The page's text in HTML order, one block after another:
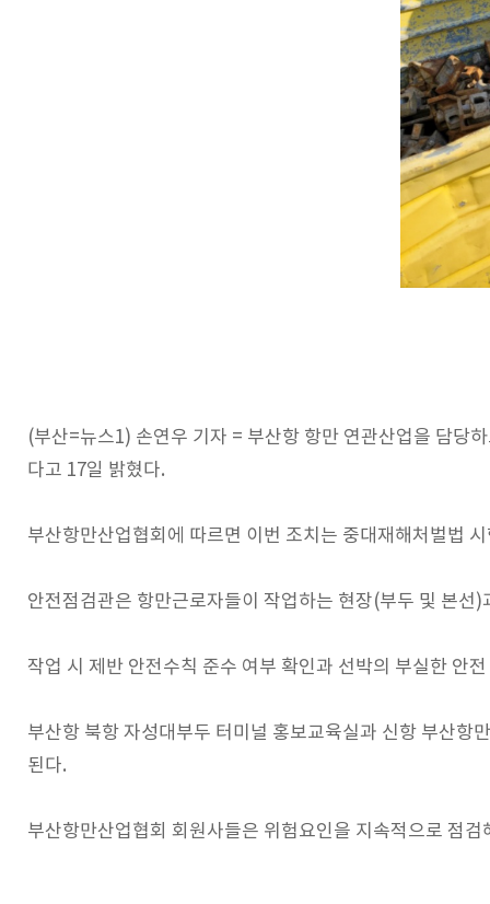
(부산=뉴스1) 손연우 기자 = 부산항 항만 연관산업을 담당
다고 17일 밝혔다.
부산항만산업협회에 따르면 이번 조치는 중대재해처벌법
안전점검관은 항만근로자들이 작업하는 현장(부두 및 본
작업 시 제반 안전수칙 준수 여부 확인과 선박의 부실한 안
부산항 북항 자성대부두 터미널 홍보교육실과 신항 부산항
된다.
부산항만산업협회 회원사들은 위험요인을 지속적으로 점